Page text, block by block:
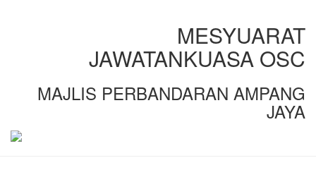
MESYUARAT
JAWATANKUASA OSC
MAJLIS PERBANDARAN AMPANG
JAYA